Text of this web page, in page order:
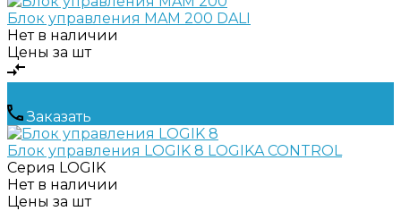
Блок управления MAM 200 DALI
Нет в наличии
Цены за шт
Заказать
Блок управления LOGIK 8 LOGIKA CONTROL
Серия LOGIK
Нет в наличии
Цены за шт